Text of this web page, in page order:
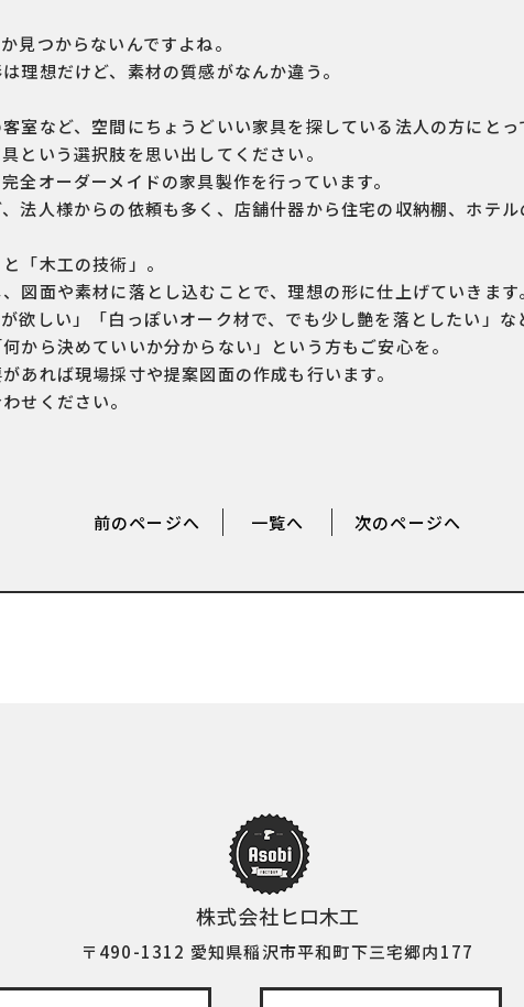
見つからないんですよね。
理想だけど、素材の質感がなんか違う。
室など、空間にちょうどいい家具を探している法人の方にと
という選択肢を思い出してください。
全オーダーメイドの家具製作を行っています。
法人様からの依頼も多く、店舗什器から住宅の収納棚、ホテ
「木工の技術」。
図面や素材に落とし込むことで、理想の形に仕上げていきます
欲しい」「白っぽいオーク材で、でも少し艶を落としたい」
から決めていいか分からない」という方もご安心を。
あれば現場採寸や提案図面の作成も行います。
せください。
前のページへ 一覧へ 次のページへ
〒490-1312 愛知県稲沢市平和町下三宅郷内177